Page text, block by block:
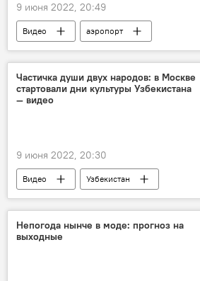
9 июня 2022, 20:49
Видео
аэропорт
аварийная посадка
Частичка души двух народов: в Москве
стартовали дни культуры Узбекистана
— видео
9 июня 2022, 20:30
Видео
Узбекистан
Дни культуры Узбекистана
Концерт
Россия
Непогода нынче в моде: прогноз на
выходные